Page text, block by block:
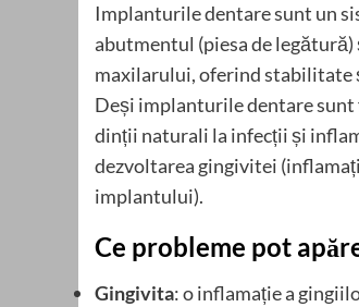
Implanturile dentare sunt un
abutmentul (piesa de
maxilarului, oferind stabilitate
Deși implanturile dentare sunt
dinții naturali la infecții și
dezvoltarea gingivitei
implantului).
Ce probleme pot
Gingivita: o inflamație a